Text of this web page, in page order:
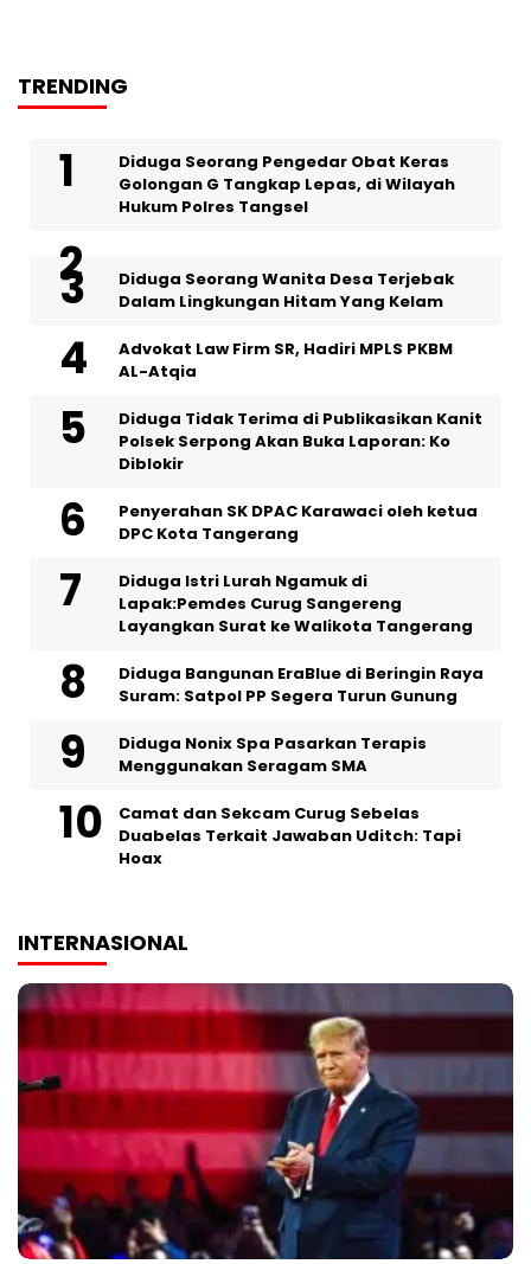
TRENDING
‎Diduga Seorang Pengedar Obat Keras
Golongan G Tangkap Lepas, di Wilayah
Hukum Polres Tangsel
‎Diduga Seorang Wanita Desa Terjebak
Dalam Lingkungan Hitam Yang Kelam
Advokat Law Firm SR, Hadiri MPLS PKBM
AL-Atqia
Diduga Tidak Terima di Publikasikan Kanit
Polsek Serpong Akan Buka Laporan: Ko
Diblokir
Penyerahan SK DPAC Karawaci oleh ketua
DPC Kota Tangerang
‎Diduga Istri Lurah Ngamuk di
Lapak:Pemdes Curug Sangereng
Layangkan Surat ke Walikota Tangerang
Diduga Bangunan EraBlue di Beringin Raya
Suram: Satpol PP Segera Turun Gunung
‎Diduga Nonix Spa Pasarkan Terapis
Menggunakan Seragam SMA
Camat dan Sekcam Curug Sebelas
Duabelas Terkait Jawaban Uditch: Tapi
Hoax
INTERNASIONAL